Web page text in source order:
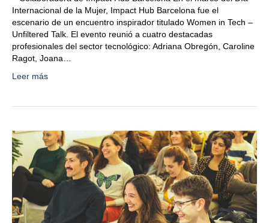
Internacional de la Mujer, Impact Hub Barcelona fue el
escenario de un encuentro inspirador titulado Women in Tech –
Unfiltered Talk. El evento reunió a cuatro destacadas
profesionales del sector tecnológico: Adriana Obregón, Caroline
Ragot, Joana…
Leer más